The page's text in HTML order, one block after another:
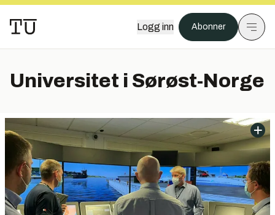
Logg inn Abonner
Universitet i Sørøst-Norge